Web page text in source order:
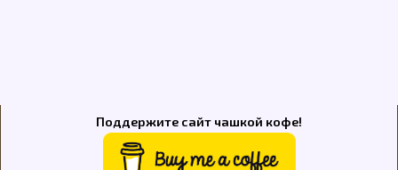
Поддержите сайт чашкой кофе!